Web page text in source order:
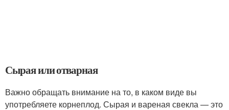
Сырая или отварная
Важно обращать внимание на то, в каком виде вы
употребляете корнеплод. Сырая и вареная свекла — это